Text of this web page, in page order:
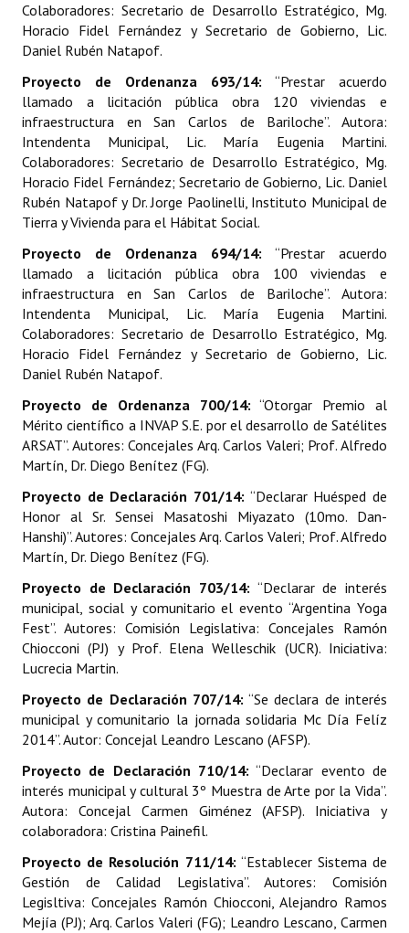
NORMATIVA
Declaraciones
Resoluciones
Resoluciones de Presidencia
INSTITUCIONAL
Antiguos Pobladores
Noticias Destacadas
Registros y Distinciones
Datos Históricos
Premio al Mérito - Registro
Audiencias Públicas - Registro
Mujeres que Dejaron Huellas - Registro
Periodistas Decanos - Registro
Ciudadano Ilustre - Registro
Banca del Vecino - Registro
Huéspedes de Honor - Registro
Antiguos Pobladores - Registro
Reconocimientos - Registro
Bariloche, Municipio intercultural
Entrega de distinciones
REFORMA DE LA CARTA ORGÁNICA
Colaboradores: Secretario de Desarrollo Estratégico, Mg.
Horacio Fidel Fernández y Secretario de Gobierno, Lic.
Daniel Rubén Natapof.
Proyecto de Ordenanza 693/14: “Prestar acuerdo
llamado a licitación pública obra 120 viviendas e
infraestructura en San Carlos de Bariloche”. Autora:
Intendenta Municipal, Lic. María Eugenia Martini.
Colaboradores: Secretario de Desarrollo Estratégico, Mg.
Horacio Fidel Fernández; Secretario de Gobierno, Lic. Daniel
Rubén Natapof y Dr. Jorge Paolinelli, Instituto Municipal de
Tierra y Vivienda para el Hábitat Social.
Proyecto de Ordenanza 694/14: “Prestar acuerdo
llamado a licitación pública obra 100 viviendas e
infraestructura en San Carlos de Bariloche”. Autora:
Intendenta Municipal, Lic. María Eugenia Martini.
Colaboradores: Secretario de Desarrollo Estratégico, Mg.
Horacio Fidel Fernández y Secretario de Gobierno, Lic.
Daniel Rubén Natapof.
Proyecto de Ordenanza 700/14: “Otorgar Premio al
Mérito científico a INVAP S.E. por el desarrollo de Satélites
ARSAT”. Autores: Concejales Arq. Carlos Valeri; Prof. Alfredo
Martín, Dr. Diego Benítez (FG).
Proyecto de Declaración 701/14: “Declarar Huésped de
Honor al Sr. Sensei Masatoshi Miyazato (10mo. Dan-
Hanshi)”. Autores: Concejales Arq. Carlos Valeri; Prof. Alfredo
Martín, Dr. Diego Benítez (FG).
Proyecto de Declaración 703/14: “Declarar de interés
municipal, social y comunitario el evento “Argentina Yoga
Fest”. Autores: Comisión Legislativa: Concejales Ramón
Chiocconi (PJ) y Prof. Elena Welleschik (UCR). Iniciativa:
Lucrecia Martin.
Proyecto de Declaración 707/14: “Se declara de interés
municipal y comunitario la jornada solidaria Mc Día Felíz
2014”. Autor: Concejal Leandro Lescano (AFSP).
Proyecto de Declaración 710/14: “Declarar evento de
interés municipal y cultural 3º Muestra de Arte por la Vida”.
Autora: Concejal Carmen Giménez (AFSP). Iniciativa y
colaboradora: Cristina Painefil.
Proyecto de Resolución 711/14: “Establecer Sistema de
Gestión de Calidad Legislativa”. Autores: Comisión
Legisltiva: Concejales Ramón Chiocconi, Alejandro Ramos
Mejía (PJ); Arq. Carlos Valeri (FG); Leandro Lescano, Carmen